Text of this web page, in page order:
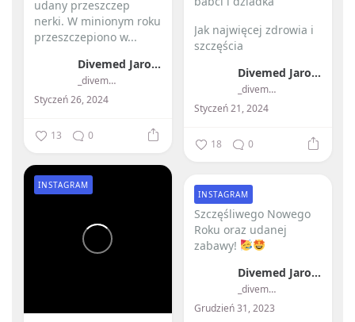
udany przeszczep
nerki. W minionym roku
przeszczepiono w...
Divemed Jarosław Przybylski
_divemed_
Styczeń 26, 2024
13 0
Jak najwięcej zdrowia i
szczęścia
Divemed Jarosław Przybylski
_divemed_
Styczeń 21, 2024
18 0
INSTAGRAM
Szczęśliwego Nowego
Roku oraz udanej
zabawy!
Divemed Jarosław Przybylski
_divemed_
Grudzień 31, 2023
INSTAGRAM